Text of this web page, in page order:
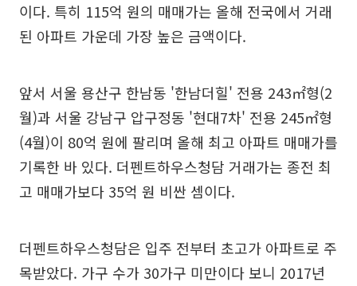
이다. 특히 115억 원의 매매가는 올해 전국에서 거래
된 아파트 가운데 가장 높은 금액이다.
앞서 서울 용산구 한남동 '한남더힐' 전용 243㎡형(2
월)과 서울 강남구 압구정동 '현대7차' 전용 245㎡형
(4월)이 80억 원에 팔리며 올해 최고 아파트 매매가를
기록한 바 있다. 더펜트하우스청담 거래가는 종전 최
고 매매가보다 35억 원 비싼 셈이다.
더펜트하우스청담은 입주 전부터 초고가 아파트로 주
목받았다. 가구 수가 30가구 미만이다 보니 2017년